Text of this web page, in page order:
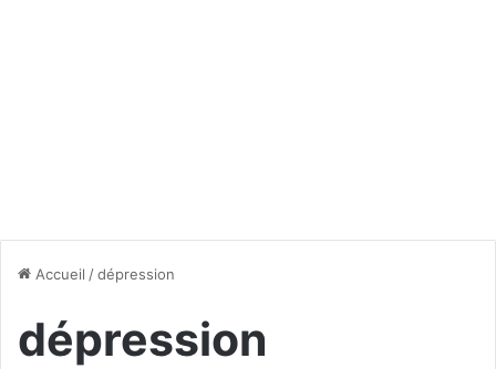
Accueil /dépression
dépression